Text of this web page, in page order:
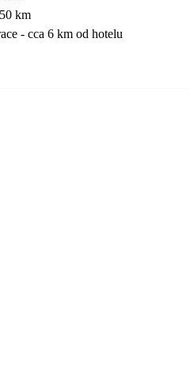
km
- cca 6 km od hotelu